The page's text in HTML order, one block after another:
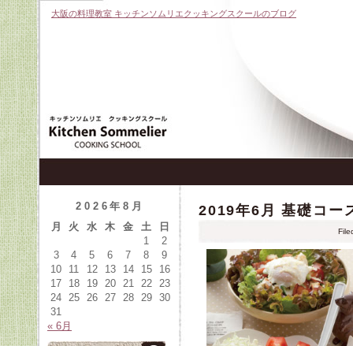
大阪の料理教室 キッチンソムリエクッキングスクールのブログ
2019年6月 基礎コー
2026年8月
月
火 水 木 金 土
日
1
2
3
4 5 6 7 8
9
10
11 12 13 14 15
16
17
18 19 20 21 22
23
24 25 26 27 28 29
30
31
« 6月